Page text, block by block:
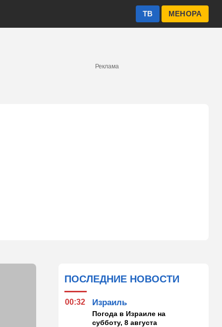
МЕНОРА
ТВ
Реклама
ПОСЛЕДНИЕ НОВОСТИ
00:32 Израиль
Погода в Израиле на
субботу, 8 августа